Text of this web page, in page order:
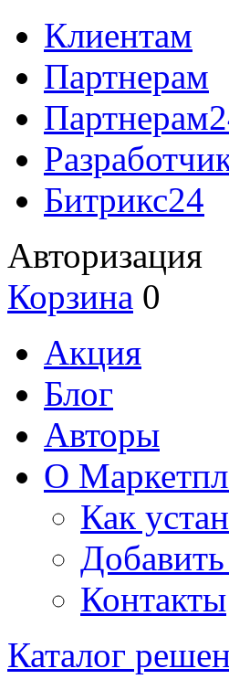
Клиентам
Партнерам
Битрикс24
Авторизация
Корзина 0
Акция
Блог
Авторы
О
Как
Контакты
Каталог